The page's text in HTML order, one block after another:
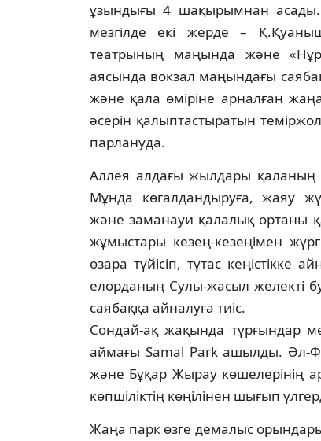
ұзындығы 4 шақырымнан аса­ды.
мезгілде екі жерде –
театрының маңында және
аясында вокзал маңындағы
жә­не қала өміріне арналған
әсе­рін қалыптастыратын
пар­лануда.
Аллея алдағы жылдары қаланың
Мұнда көгалдандыруға, жаяу
және заманауи қалалық ортаны
жұ­мыстары кезең-кезеңімен
өзара түйісіп, тұтас
елор­даның Сулы-жасыл же­лекті
саябаққа айналуға тиіс.
Сондай-ақ жақында тұрғындар
аймағы Samal Park ашылды. Әл-
және Бұ­қар Жырау көшелерінің
көп­ші­лік­тің көңілінен шығып
Жаңа парк өзге демалыс